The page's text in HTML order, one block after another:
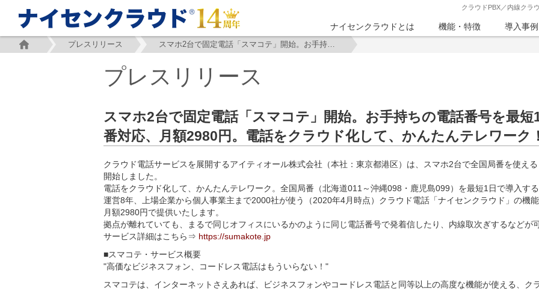
クラウドPBX／内線クラ
ナイセンクラウドとは 機能・特徴 導入事例
プレスリリース スマホ2台で固定電話「スマコテ」開始。お手持ちの電話番号を最短1日でクラウド化。全国局番対応、月額2980円。電話をクラウド化して、かんたんテレワーク！
プレスリリース
スマホ2台で固定電話「スマコテ」開始。お手持ちの電話番号を最
番対応、月額2980円。電話をクラウド化して、かんたんテレワーク！
クラウド電話サービスを展開するアイティオール株式会社（本社：東京都港区）は、スマホ2台で全国局番を使え
開始しました。
電話をクラウド化して、かんたんテレワーク。全国局番（北海道011～沖縄098・鹿児島099）を最短1日で導入する
運営8年、上場企業から個人事業主まで2000社が使う（2020年4月時点）クラウド電話「ナイセンクラウド」の機
月額2980円で提供いたします。
拠点が離れていても、まるで同じオフィスにいるかのように同じ電話番号で発着信したり、内線取次ぎするなどが
サービス詳細はこちら⇒ https://sumakote.jp
■スマコテ・サービス概要
"高価なビジネスフォン、コードレス電話はもういらない！"
スマコテは、インターネットさえあれば、ビジネスフォンやコードレス電話と同等以上の高度な機能が使える、ク